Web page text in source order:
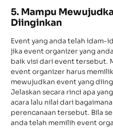
5. Mampu
Diinginkan
Event yang anda telah idam-
jika event organizer yang
baik visi dari event tersebut.
event organizer harus
mewujudkan event yang
Jelaskan secara rinci apa
acara lalu nilai dari
perencanaan tersebut. Bila
anda telah memilih event